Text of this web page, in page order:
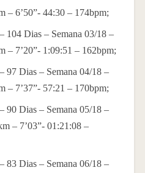
– 6’50”- 44:30 – 174bpm;
104 Dias – Semana 03/18 –
– 7’20”- 1:09:51 – 162bpm;
97 Dias – Semana 04/18 –
– 7’37”- 57:21 – 170bpm;
90 Dias – Semana 05/18 –
– 7’03”- 01:21:08 –
83 Dias – Semana 06/18 –